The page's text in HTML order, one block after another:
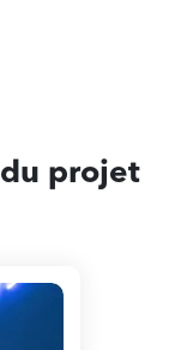
du projet